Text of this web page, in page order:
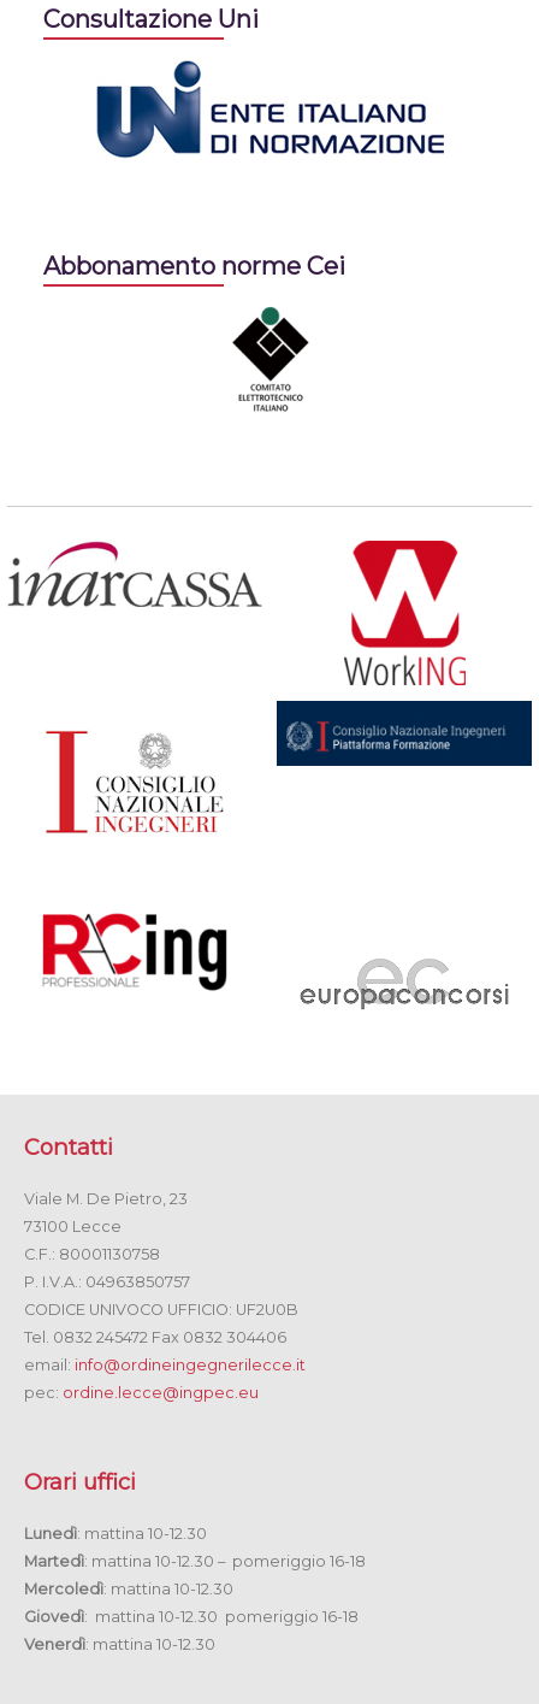
Consultazione Uni
Abbonamento norme Cei
Contatti
Viale M. De Pietro, 23
73100 Lecce
C.F.: 80001130758
P. I.V.A.: 04963850757
CODICE UNIVOCO UFFICIO: UF2U0B
Tel. 0832 245472 Fax 0832 304406
email: info@ordineingegnerilecce.it
pec: ordine.lecce@ingpec.eu
Orari uffici
Lunedì: mattina 10-12.30
Martedì: mattina 10-12.30 – pomeriggio 16-18
Mercoledì: mattina 10-12.30
Giovedì: mattina 10-12.30 pomeriggio 16-18
Venerdì: mattina 10-12.30